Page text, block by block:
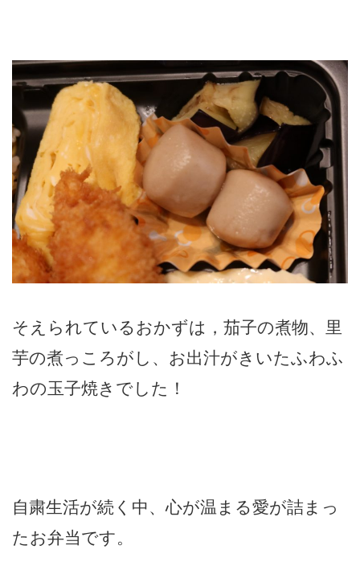
そえられているおかずは，茄子の煮物、里
芋の煮っころがし、お出汁がきいたふわふ
わの玉子焼きでした！
自粛生活が続く中、心が温まる愛が詰まっ
たお弁当です。